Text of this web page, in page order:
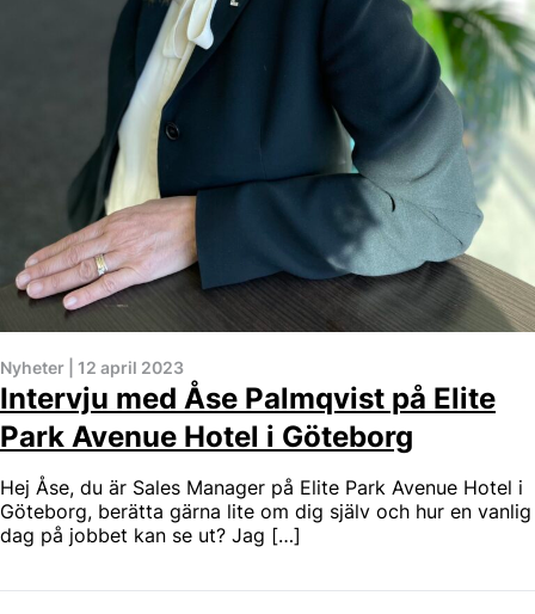
Nyheter 12 april 2023
Intervju med Åse Palmqvist på Elite
Park Avenue Hotel i Göteborg
Hej Åse, du är Sales Manager på Elite Park Avenue Hotel i
Göteborg, berätta gärna lite om dig själv och hur en vanlig
dag på jobbet kan se ut? Jag […]